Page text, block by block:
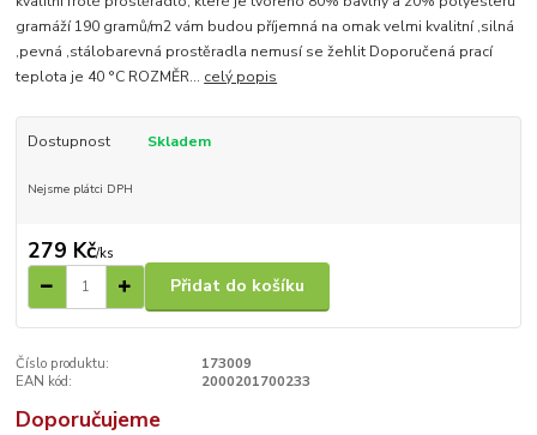
gramáží 190 gramů/m2 vám budou příjemná na omak velmi kvalitní ,silná
,pevná ,stálobarevná prostěradla nemusí se žehlit Doporučená prací
teplota je 40 °C ROZMĚR... celý popis
Dostupnost Skladem
Nejsme plátci DPH
279 Kč/ks
Přidat do košíku
Číslo produktu:
173009
EAN kód:
2000201700233
Doporučujeme